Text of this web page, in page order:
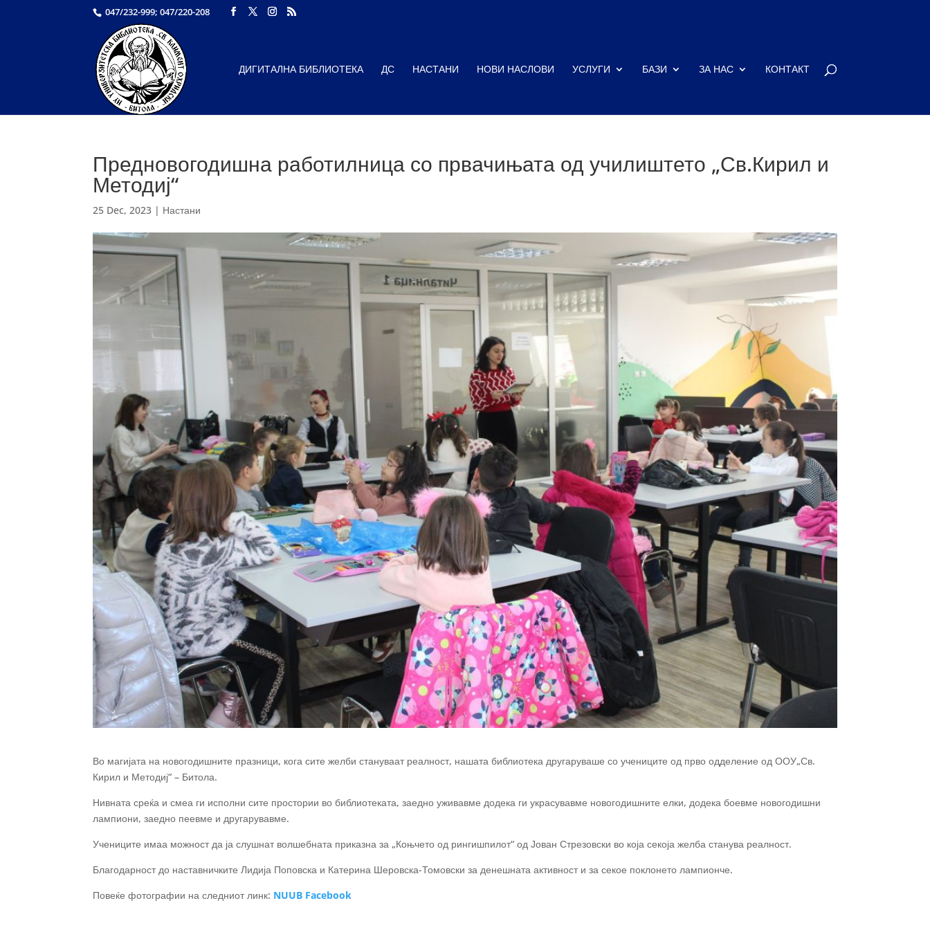
047/232-999; 047/220-208
ДИГИТАЛНА БИБЛИОТЕКА ДС НАСТАНИ НОВИ НАСЛОВИ УСЛУГИ БАЗИ ЗА НАС КОНТАКТ
Предновогодишна работилница со првачињата од училиштето „Св.Кирил и
Методиј“
25 Dec, 2023 | Настани
Во магијата на новогодишните празници, кога сите желби стануваат реалност, нашата библиотека другаруваше со учениците од прво одделение од ООУ„Св.
Кирил и Методиј“ – Битола.
Нивната среќа и смеа ги исполни сите простории во библиотеката, заедно уживавме додека ги украсувавме новогодишните елки, додека боевме новогодишни
лампиони, заедно пеевме и другарувавме.
Учениците имаа можност да ја слушнат волшебната приказна за „Коњчето од рингишпилот“ од Јован Стрезовски во која секојажелба станува реалност.
Благодарност до наставничките Лидија Поповска и Катерина Шеровска-Томовски за денешната активност и за секое поклонето лампионче.
Повеќе фотографии на следниот линк: NUUB Facebook